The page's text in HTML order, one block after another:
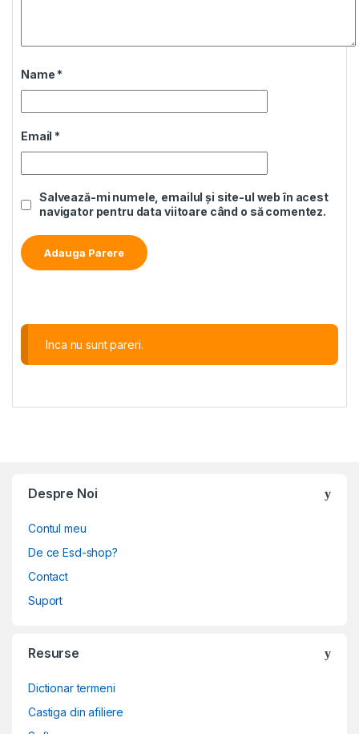
Name *
Email *
Salvează-mi numele, emailul și site-ul web în acest
navigator pentru data viitoare când o să comentez.
Inca nu sunt pareri.
Despre Noi
Contul meu
De ce Esd-shop?
Contact
Suport
Resurse
Dictionar termeni
Castiga din afiliere